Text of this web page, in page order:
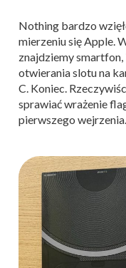
Nothing bardzo
mierzeniu się Apple.
znajdziemy
otwierania slotu na
C. Koniec.
sprawiać wrażenie
pierwszego wejrzenia.